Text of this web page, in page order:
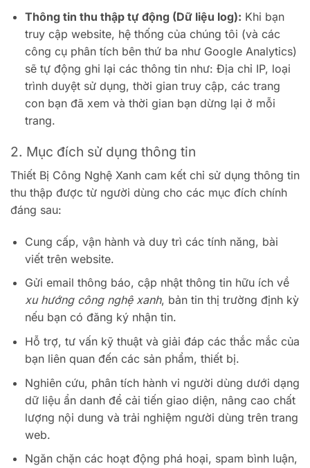
Thông tin thu thập tự động (Dữ liệu log): Khi bạn
truy cập website, hệ thống của chúng tôi (và các
công cụ phân tích bên thứ ba như Google Analytics)
sẽ tự động ghi lại các thông tin như: Địa chỉ IP, loại
trình duyệt sử dụng, thời gian truy cập, các trang
con bạn đã xem và thời gian bạn dừng lại ở mỗi
trang.
2. Mục đích sử dụng thông tin
Thiết Bị Công Nghệ Xanh cam kết chỉ sử dụng thông tin
thu thập được từ người dùng cho các mục đích chính
đáng sau:
Cung cấp, vận hành và duy trì các tính năng, bài
viết trên website.
Gửi email thông báo, cập nhật thông tin hữu ích về
xu hướng công nghệ xanh, bản tin thị trường định kỳ
nếu bạn có đăng ký nhận tin.
Hỗ trợ, tư vấn kỹ thuật và giải đáp các thắc mắc của
bạn liên quan đến các sản phẩm, thiết bị.
Nghiên cứu, phân tích hành vi người dùng dưới dạng
dữ liệu ẩn danh để cải tiến giao diện, nâng cao chất
lượng nội dung và trải nghiệm người dùng trên trang
web.
Ngăn chặn các hoạt động phá hoại, spam bình luận,